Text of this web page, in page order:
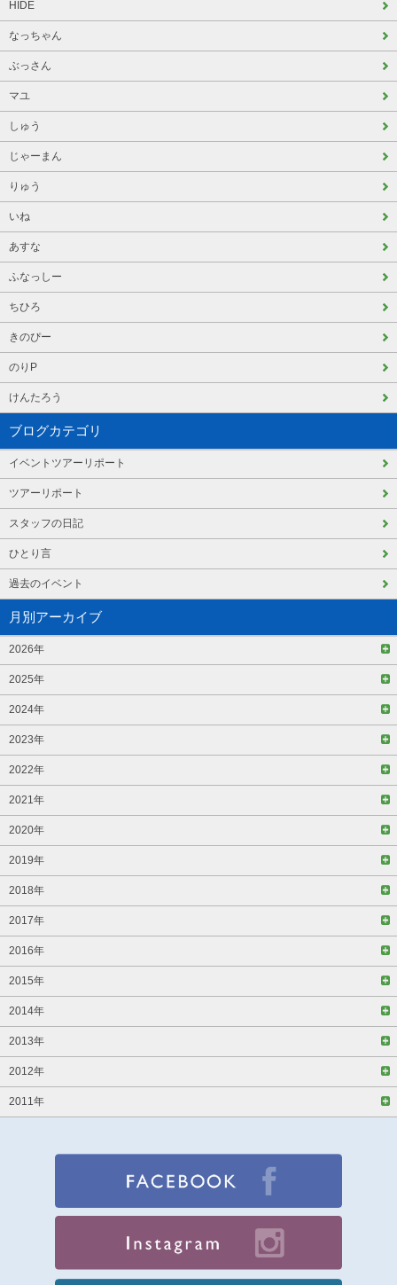
HIDE
なっちゃん
ぶっさん
マユ
しゅう
じゃーまん
りゅう
いね
あすな
ふなっしー
ちひろ
きのぴー
のりP
けんたろう
ブログカテゴリ
イベントツアーリポート
ツアーリポート
スタッフの日記
ひとり言
過去のイベント
月別アーカイブ
2026年
2025年
2024年
2023年
2022年
2021年
2020年
2019年
2018年
2017年
2016年
2015年
2014年
2013年
2012年
2011年